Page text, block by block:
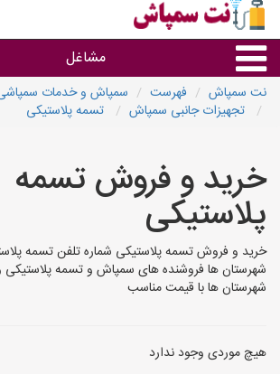
مشاغل
گروه ها
استان ها
نت سمپاش فهرست
سمپاش و خدمات
تجهیزات جانبی سمپاش
تسمه پلاستیکی
خرید و فروش تسمه
پلاستیکی
خرید و فروش تسمه پلاستیکی شماره تلفن تسمه
شهرستان ها فروشنده های سمپاش و تسمه پلاستیکی
شهرستان ها با قیمت مناسب
هیچ موردی وجود ندارد